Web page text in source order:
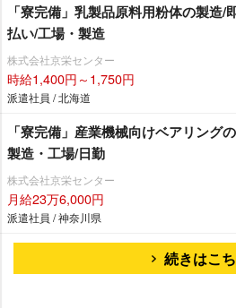
「寮完備」乳製品原料用粉体の製造/
払い/工場・製造
株式会社京栄センター
時給1,400円～1,750円
派遣社員 / 北海道
「寮完備」産業機械向けベアリング
製造・工場/日勤
株式会社京栄センター
月給23万6,000円
派遣社員 / 神奈川県
続きはこ